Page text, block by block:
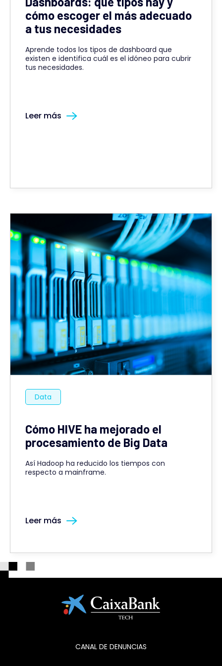
cómo escoger el más adecuado
a tus necesidades
Aprende todos los tipos de dashboard que
existen e identifica cuál es el idóneo para cubrir
tus necesidades.
Leer más
Data
Cómo HIVE ha mejorado el
procesamiento de Big Data
Así Hadoop ha reducido los tiempos con
respecto a mainframe.
Leer más
CANAL DE DENUNCIAS